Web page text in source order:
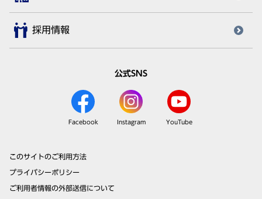
採用情報
公式SNS
Facebook Instagram YouTube
このサイトのご利用方法
プライバシーポリシー
ご利用者情報の外部送信について